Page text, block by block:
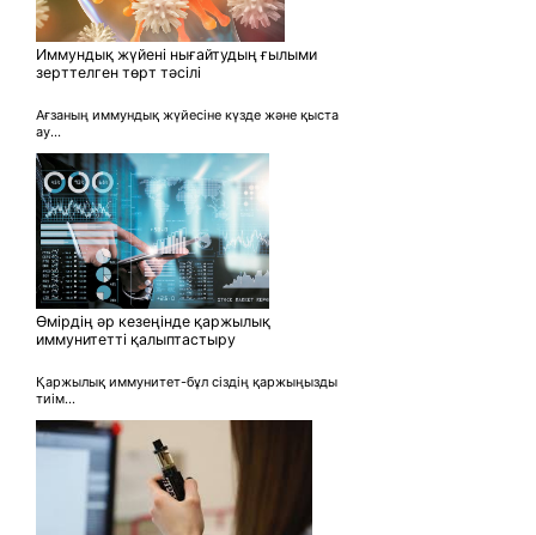
Иммундық жүйені нығайтудың ғылыми
зерттелген төрт тәсілі
Ағзаның иммундық жүйесіне күзде және қыста
ау...
Өмірдің әр кезеңінде қаржылық
иммунитетті қалыптастыру
Қаржылық иммунитет-бұл сіздің қаржыңызды
тиім...